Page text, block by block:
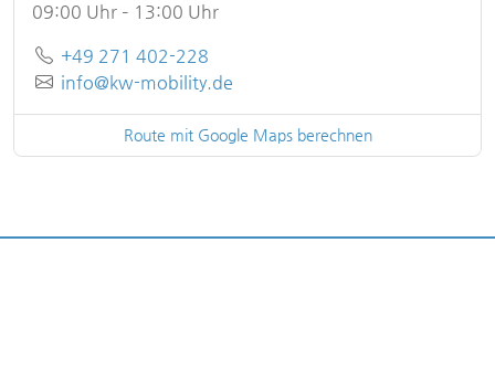
09:00 Uhr – 13:00 Uhr
Telefon
+49 271 402-228
E-Mail
info@kw-mobility.de
Route mit Google Maps berechnen